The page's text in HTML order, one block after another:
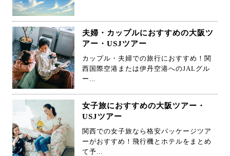
夫婦・カップルにおすすめの大阪ツ
アー・USJツアー
カップル・夫婦での旅行におすすめ！関
西国際空港または伊丹空港へのJALグル
ー...
女子旅におすすめの大阪ツアー・
USJツアー
関西での女子旅なら格安パッケージツア
ーがおすすめ！飛行機とホテルをまとめ
て予...